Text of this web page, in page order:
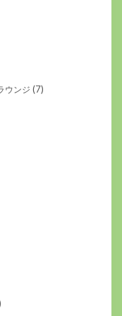
ウンジ (7)